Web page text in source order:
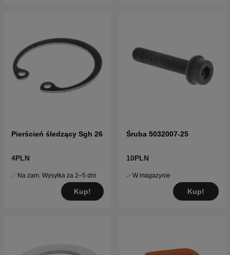
Pierścień śledzący Sgh 26
4PLN
Na zam. Wysyłka za 2–5 dni
Kup!
Śruba 5032007-25
10PLN
W magazynie
Kup!